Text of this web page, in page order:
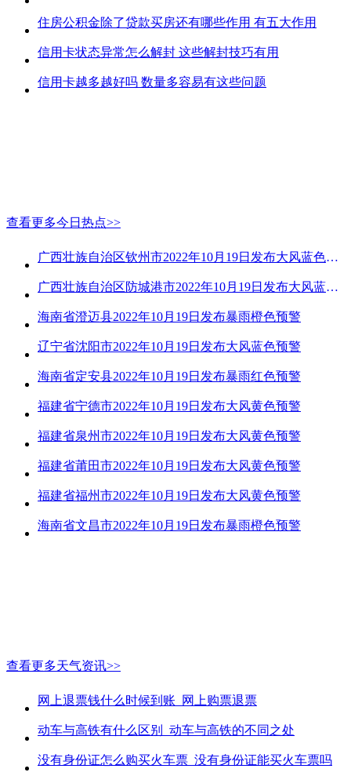
住房公积金除了贷款买房还有哪些作用 有五大作用
信用卡状态异常怎么解封 这些解封技巧有用
信用卡越多越好吗 数量多容易有这些问题
查看更多今日热点>>
广西壮族自治区钦州市2022年10月19日发布大风蓝色预警
广西壮族自治区防城港市2022年10月19日发布大风蓝色预警
海南省澄迈县2022年10月19日发布暴雨橙色预警
辽宁省沈阳市2022年10月19日发布大风蓝色预警
海南省定安县2022年10月19日发布暴雨红色预警
福建省宁德市2022年10月19日发布大风黄色预警
福建省泉州市2022年10月19日发布大风黄色预警
福建省莆田市2022年10月19日发布大风黄色预警
福建省福州市2022年10月19日发布大风黄色预警
海南省文昌市2022年10月19日发布暴雨橙色预警
查看更多天气资讯>>
网上退票钱什么时候到账_网上购票退票
动车与高铁有什么区别_动车与高铁的不同之处
没有身份证怎么购买火车票_没有身份证能买火车票吗